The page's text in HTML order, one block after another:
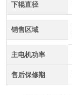
下辊直径
销售区域
主电机功率
售后保修期